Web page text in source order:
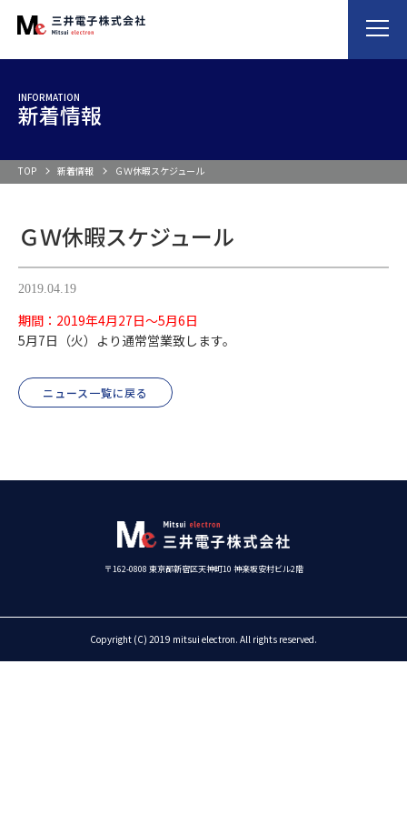
INFORMATION
新着情報
TOP 新着情報 ＧＷ休暇スケジュール
ＧＷ休暇スケジュール
2019.04.19
期間：2019年4月27日～5月6日
5月7日（火）より通常営業致します。
ニュース一覧に戻る
〒162-0808 東京都新宿区天神町10 神楽坂安村ビル2階
Copyright (C) 2019 mitsui electron. All rights reserved.